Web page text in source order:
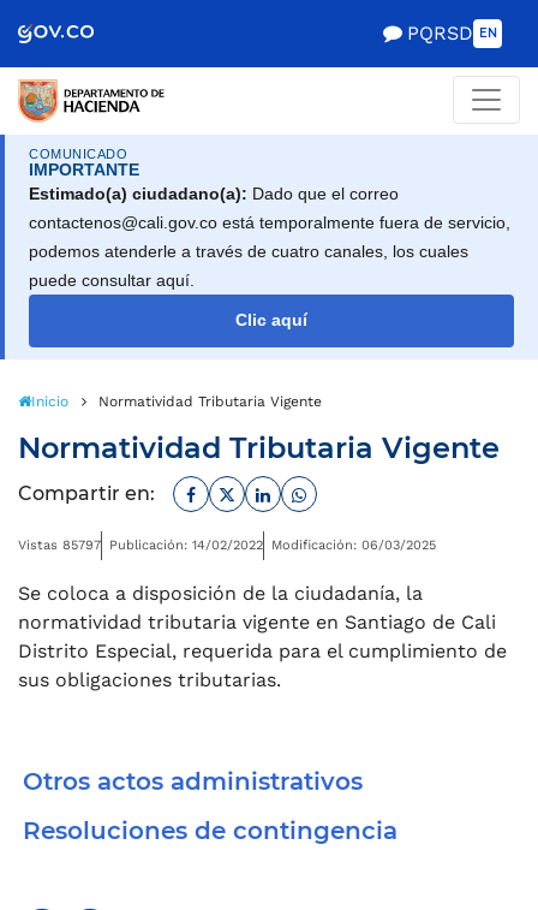
de Gobierno
PQRSD EN
COMUNICADO
IMPORTANTE
Estimado(a) ciudadano(a): Dado que el correo
contactenos@cali.gov.co está temporalmente fuera de servicio,
podemos atenderle a través de cuatro canales, los cuales
puede consultar aquí.
Clic aquí
Inicio Normatividad Tributaria Vigente
Normatividad Tributaria Vigente
Compartir en: Facebook
TwitterLinkedinWhatsapp
Vistas 85797 Publicación: 14/02/2022 Modificación: 06/03/2025
Se coloca a disposición de la ciudadanía, la
normatividad tributaria vigente en Santiago de Cali
Distrito Especial, requerida para el cumplimiento de
sus obligaciones tributarias.
Otros actos administrativos
Resoluciones de contingencia